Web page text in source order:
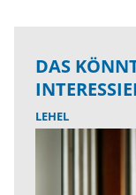
DAS
LEHEL